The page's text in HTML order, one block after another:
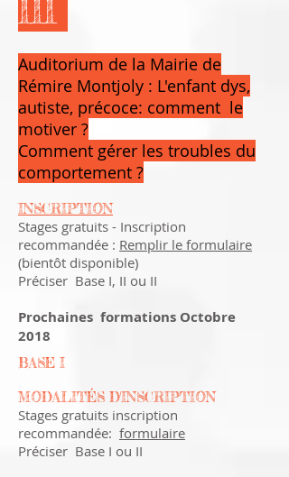
III
Auditorium de la Mairie de
Rémire Montjoly : L'enfant dys,
autiste, précoce: comment le
motiver ?
Comment gérer les troubles du
comportement ?
INSCRIPTION
Stages gratuits - Inscription
recommandée : Remplir le formulaire
(bientôt disponible)
Préciser Base I, II ou II
Prochaines formations Octobre
2018
BASE I
MODALITÉS D'INSCRIPTION
Stages gratuits inscription
recommandée: formulaire
Préciser Base I ou II